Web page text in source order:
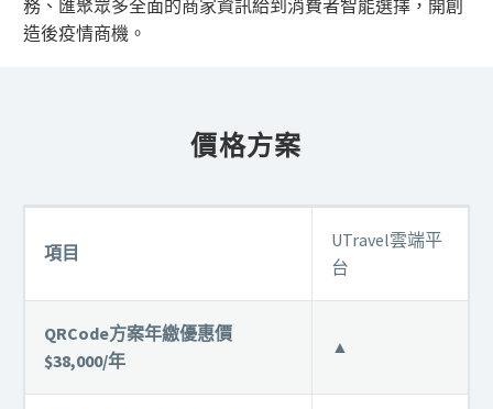
務、匯聚眾多全面的商家資訊給到消費者智能選擇，開創
造後疫情商機。
價格方案
項目
UTravel雲端平
台
QRCode方案年繳優惠價
$38,000/年
▲